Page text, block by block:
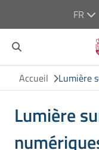
FR
Accueil Lumière
Lumière